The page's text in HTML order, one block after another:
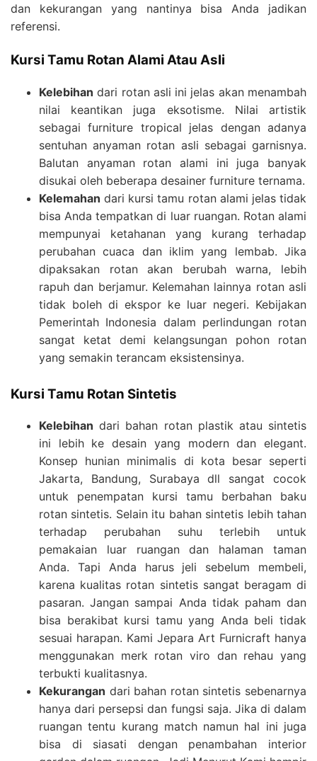
dan kekurangan yang nantinya bisa Anda jadikan
referensi.
Kursi Tamu Rotan Alami Atau Asli
Kelebihan dari rotan asli ini jelas akan menambah
nilai keantikan juga eksotisme. Nilai artistik
sebagai furniture tropical jelas dengan adanya
sentuhan anyaman rotan asli sebagai garnisnya.
Balutan anyaman rotan alami ini juga banyak
disukai oleh beberapa desainer furniture ternama.
Kelemahan dari kursi tamu rotan alami jelas tidak
bisa Anda tempatkan di luar ruangan. Rotan alami
mempunyai ketahanan yang kurang terhadap
perubahan cuaca dan iklim yang lembab. Jika
dipaksakan rotan akan berubah warna, lebih
rapuh dan berjamur. Kelemahan lainnya rotan asli
tidak boleh di ekspor ke luar negeri. Kebijakan
Pemerintah Indonesia dalam perlindungan rotan
sangat ketat demi kelangsungan pohon rotan
yang semakin terancam eksistensinya.
Kursi Tamu Rotan Sintetis
Kelebihan dari bahan rotan plastik atau sintetis
ini lebih ke desain yang modern dan elegant.
Konsep hunian minimalis di kota besar seperti
Jakarta, Bandung, Surabaya dll sangat cocok
untuk penempatan kursi tamu berbahan baku
rotan sintetis. Selain itu bahan sintetis lebih tahan
terhadap perubahan suhu terlebih untuk
pemakaian luar ruangan dan halaman taman
Anda. Tapi Anda harus jeli sebelum membeli,
karena kualitas rotan sintetis sangat beragam di
pasaran. Jangan sampai Anda tidak paham dan
bisa berakibat kursi tamu yang Anda beli tidak
sesuai harapan. Kami Jepara Art Furnicraft hanya
menggunakan merk rotan viro dan rehau yang
terbukti kualitasnya.
Kekurangan dari bahan rotan sintetis sebenarnya
hanya dari persepsi dan fungsi saja. Jika di dalam
ruangan tentu kurang match namun hal ini juga
bisa di siasati dengan penambahan interior